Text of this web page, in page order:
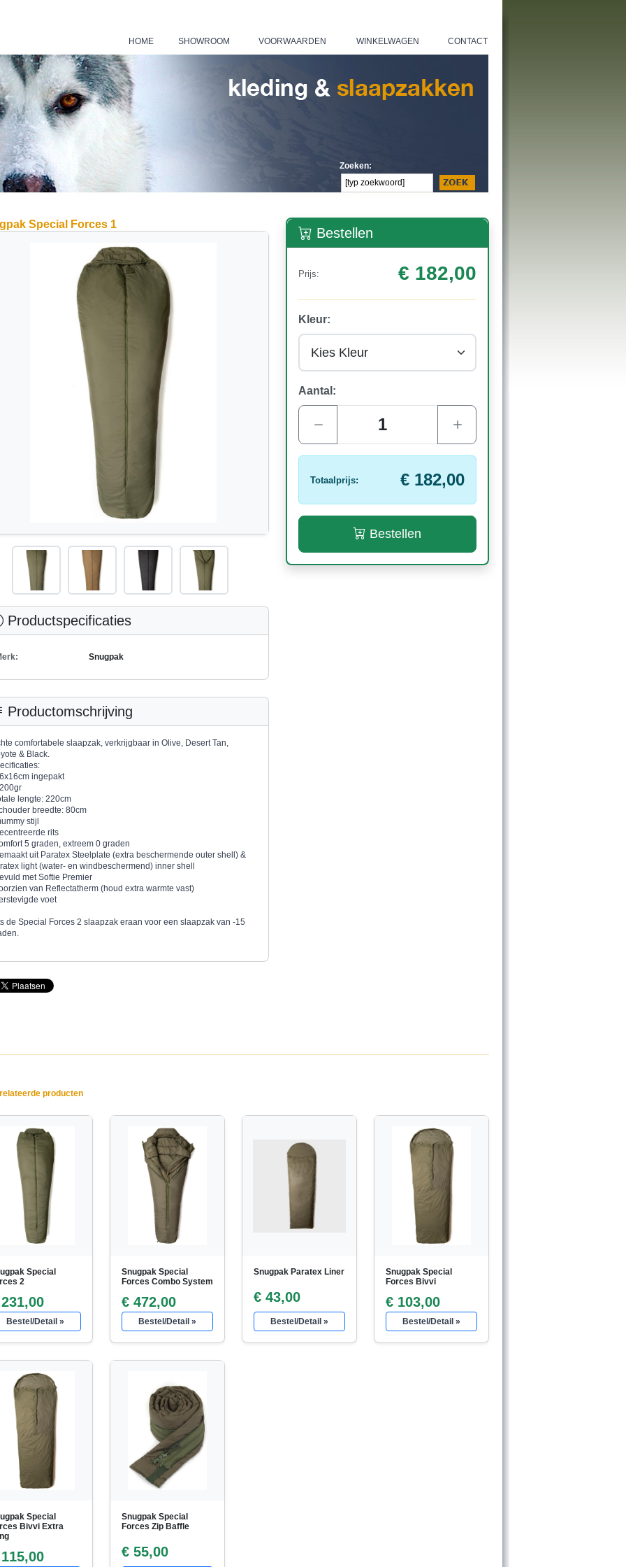
HOME SHOWROOM VOORWAARDEN WINKELWAGEN CONTACT
Zoeken:
Special Forces 1
Productspecificaties
Snugpak
Productomschrijving
comfortabele slaapzak, verkrijgbaar in Olive, Desert Tan,
& Black.
ingepakt
lengte: 220cm
breedte: 80cm
stijl
rits
5 graden, extreem 0 graden
uit Paratex Steelplate (extra beschermende outer shell) &
light (water- en windbeschermend) inner shell
met Softie Premier
van Reflectatherm (houd extra warmte vast)
voet
de Special Forces 2 slaapzak eraan voor een slaapzak van -15
Bestellen
Prijs: € 182,00
Kleur:
Aantal:
Totaalprijs: € 182,00
Bestellen
producten
Special
2
Bestel/Detail »
Snugpak Special
Forces Combo System
€ 472,00
Bestel/Detail »
Snugpak Paratex Liner
€ 43,00
Bestel/Detail »
Snugpak Special
Forces Bivvi
€ 103,00
Bestel/Detail »
Special
Bivvi Extra
Snugpak Special
Forces Zip Baffle
€ 55,00